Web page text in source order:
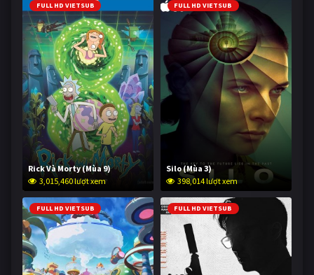
FULL HD VIETSUB
Rick Và Morty (Mùa 9)
3,015,460 lượt xem
FULL HD VIETSUB
Silo (Mùa 3)
398,014 lượt xem
FULL HD VIETSUB FULL HD VIETSUB